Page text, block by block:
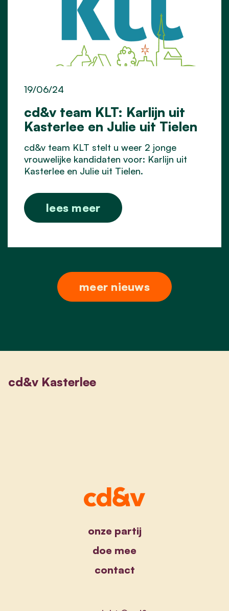
cd&v team KLT: Karlijn uit
Kasterlee en Julie uit Tielen
19/06/24
cd&v team KLT stelt u weer 2 jonge
vrouwelijke kandidaten voor: Karlijn uit
Kasterlee en Julie uit Tielen.
lees meer
meer nieuws
cd&v Kasterlee
onze partij
doe mee
contact